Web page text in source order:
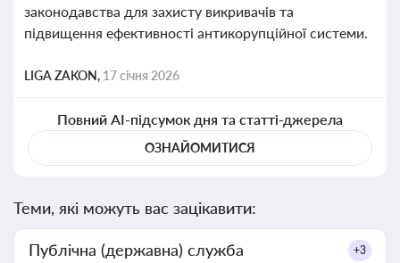
законодавства для захисту викривачів та
підвищення ефективності антикорупційної системи.
LIGA ZAKON, 17 січня 2026
Повний AI-підсумок дня та статті-джерела
ОЗНАЙОМИТИСЯ
Теми, які можуть вас зацікавити:
Публічна (державна) служба +3